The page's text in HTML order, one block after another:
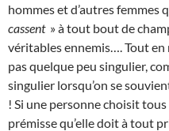
hommes et d’autres femmes
cassent» à tout bout de
véritables ennemis…. Tout en
pas quelque peu singulier,
singulier lorsqu’on se
! Si une personne choisit
prémisse qu’elle doit à tout